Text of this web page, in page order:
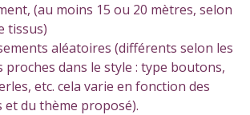
(au moins 15 ou 20 mètres, selon
tissus)
aléatoires (différents selon les
proches dans le style : type boutons,
etc. cela varie en fonction des
du thème proposé).